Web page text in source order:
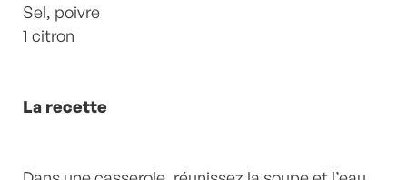
Sel, poivre
1 citron
La recette